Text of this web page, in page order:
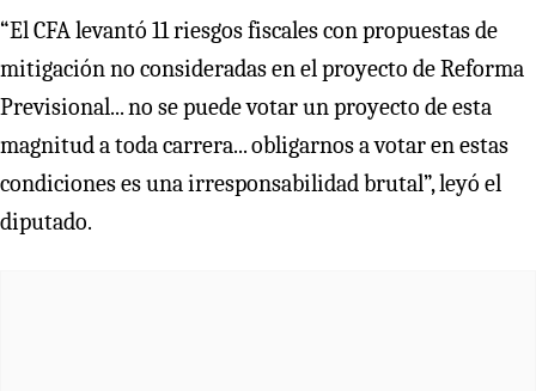
“El CFA levantó 11 riesgos fiscales con propuestas de
mitigación no consideradas en el proyecto de Reforma
Previsional... no se puede votar un proyecto de esta
magnitud a toda carrera... obligarnos a votar en estas
condiciones es una irresponsabilidad brutal”, leyó el
diputado.